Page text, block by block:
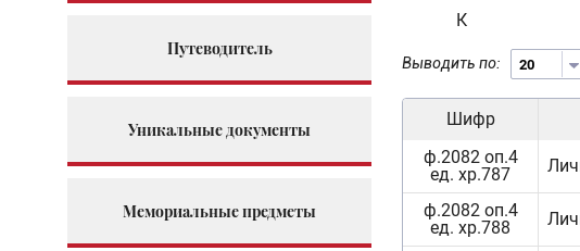
Путеводитель
Уникальные документы
Мемориальные предметы
К
Выводить по:
Шифр
ф.2082 оп.4
ед. хр.787
ф.2082 оп.4
ед. хр.788